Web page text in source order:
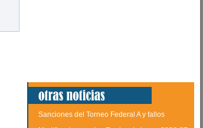
Sanciones del Torneo Federal A y fallos